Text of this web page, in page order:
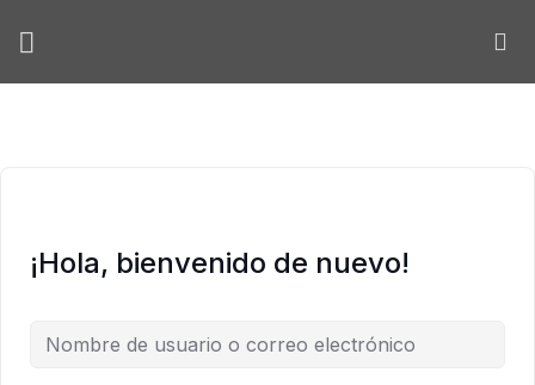
¡Hola, bienvenido de nuevo!